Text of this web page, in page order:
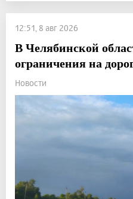
12:51, 8 авг 2026
В Челябинской
ограничения на
Новости